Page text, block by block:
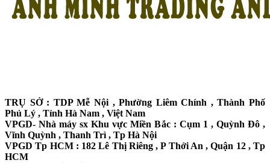
TRỤ SỞ : TDP Mễ Nội , Phường Liêm Chính , Thành Phố
Phủ Lý , Tỉnh Hà Nam , Việt Nam
VPGD- Nhà máy sx Khu vực Miền Bắc : Cụm 1 , Quỳnh Đô ,
Vĩnh Quỳnh , Thanh Trì , Tp Hà Nội
VPGD Tp HCM : 182 Lê Thị Riêng , P Thới An , Quận 12 , Tp
HCM